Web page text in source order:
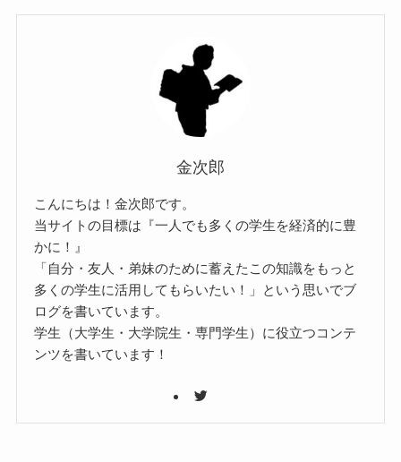
金次郎
こんにちは！金次郎です。
当サイトの目標は『一人でも多くの学生を経済的に豊
かに！』
「自分・友人・弟妹のために蓄えたこの知識をもっと
多くの学生に活用してもらいたい！」という思いでブ
ログを書いています。
学生（大学生・大学院生・専門学生）に役立つコンテ
ンツを書いています！